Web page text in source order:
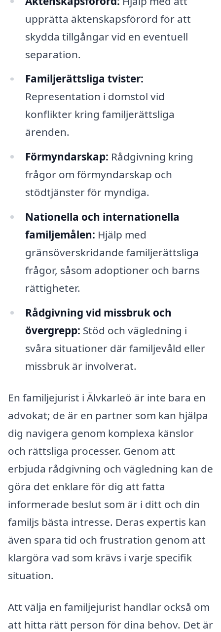
upprätta äktenskapsförord för att
skydda tillgångar vid en eventuell
separation.
Familjerättsliga tvister:
Representation i domstol vid
konflikter kring familjerättsliga
ärenden.
Förmyndarskap: Rådgivning kring
frågor om förmyndarskap och
stödtjänster för myndiga.
Nationella och internationella
familjemålen: Hjälp med
gränsöverskridande familjerättsliga
frågor, såsom adoptioner och barns
rättigheter.
Rådgivning vid missbruk och
övergrepp: Stöd och vägledning i
svåra situationer där familjevåld eller
missbruk är involverat.
En familjejurist i Älvkarleö är inte bara en
advokat; de är en partner som kan hjälpa
dig navigera genom komplexa känslor
och rättsliga processer. Genom att
erbjuda rådgivning och vägledning kan de
göra det enklare för dig att fatta
informerade beslut som är i ditt och din
familjs bästa intresse. Deras expertis kan
även spara tid och frustration genom att
klargöra vad som krävs i varje specifik
situation.
Att välja en familjejurist handlar också om
att hitta rätt person för dina behov. Det är